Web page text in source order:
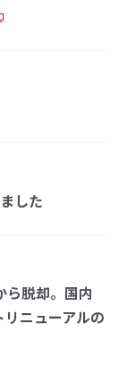
した
ら脱却。国内
ニューアルの